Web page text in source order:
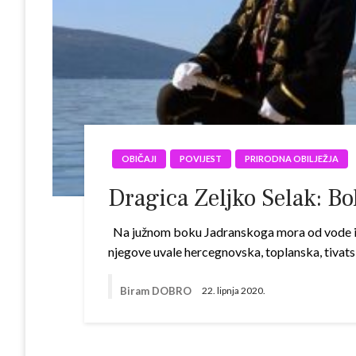
OBIČAJI POVIJEST PRIRODNA OBILJEŽJA
Dragica Zeljko Selak:
Na južnom boku Jadranskoga mora od
njegove uvale hercegnovska, toplanska,
Biram DOBRO 22. lipnja 2020.